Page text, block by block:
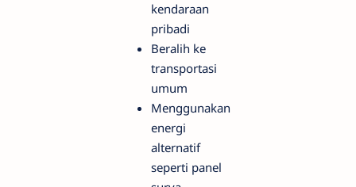
kendaraan
pribadi
Beralih ke
transportasi
umum
Menggunakan
energi
alternatif
seperti panel